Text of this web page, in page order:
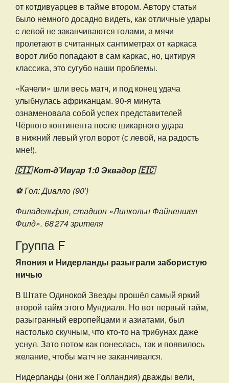
от котдивуарцев в тайме втором. Автору статьи
было немного досадно видеть, как отличные удары
с левой не заканчиваются голами, а мячи
пролетают в считанных сантиметрах от каркаса
ворот либо попадают в сам каркас, но, цитируя
классика, это сугубо наши проблемы.
«Качели» шли весь матч, и под конец удача
улыбнулась африканцам. 90-я минута
ознаменовала собой успех представителей
Чёрного континента после шикарного удара
в нижний левый угол ворот (с левой, на радость
мне!).
🇨🇮 Кот-дʼИвуар 1:0 Эквадор 🇪🇨
⚽️ Гол: Диалло (90′)
Филадельфия, стадион «Линкольн Файненшел
Филд». 68 274 зрителя
Группа F
Япония и Нидерланды разыграли забористую
ничью
В Штате Одинокой Звезды прошёл самый яркий
второй тайм этого Мундиаля. Но вот первый тайм,
разыгранный европейцами и азиатами, был
настолько скучным, что кто-то на трибунах даже
уснул. Зато потом как понеслась, так и появилось
желание, чтобы матч не заканчивался.
Нидерланды (они же Голландия) дважды вели,